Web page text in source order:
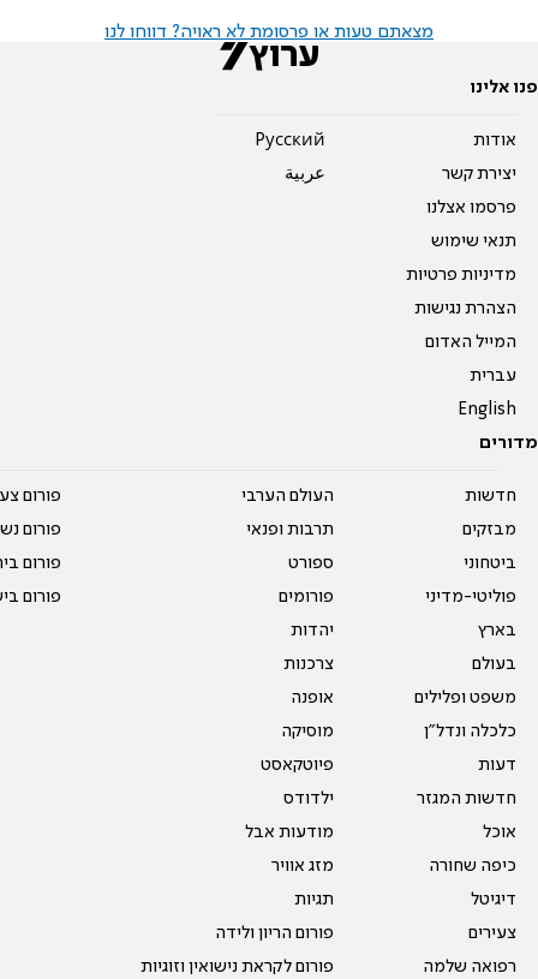
מצאתם טעות או פרסומת לא ראויה? דווחו לנו
פנו אלינו
אודות
יצירת קשר
פרסמו אצלנו
תנאי שימוש
מדיניות פרטיות
הצהרת נגישות
המייל האדום
עברית
English
Pусский
عربية
מדורים
חדשות
מבזקים
ביטחוני
פוליטי-מדיני
בארץ
בעולם
משפט ופלילים
כלכלה ונדל"ן
דעות
חדשות המגזר
אוכל
כיפה שחורה
דיגיטל
צעירים
רפואה שלמה
העולם הערבי
תרבות ופנאי
ספורט
פורומים
יהדות
צרכנות
אופנה
מוסיקה
פיוטקאסט
ילדודס
מודעות אבל
מזג אוויר
תגיות
פורום הריון ולידה
פורום לקראת נישואין וזוגיות
פורום
פורום
פורום
פורום